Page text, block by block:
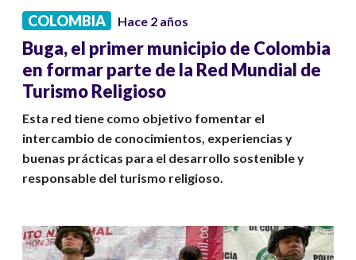
COLOMBIA Hace 2 años
Buga, el primer municipio de Colombia
en formar parte de la Red Mundial de
Turismo Religioso
Esta red tiene como objetivo fomentar el
intercambio de conocimientos, experiencias y
buenas prácticas para el desarrollo sostenible y
responsable del turismo religioso.